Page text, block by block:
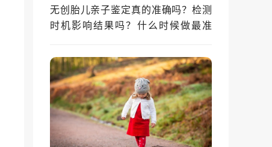
无创胎儿亲子鉴定真的准确吗？检测
时机影响结果吗？什么时候做最准